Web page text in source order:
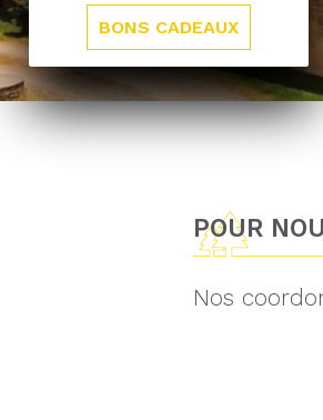
BONS CADEAUX
POUR
Nos